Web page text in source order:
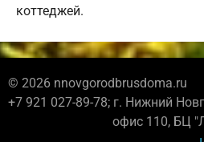
коттеджей.
© 2026 nnovgorodbrusdoma.ru
+7 921 027-89-78; г. Нижний
офис 110, БЦ